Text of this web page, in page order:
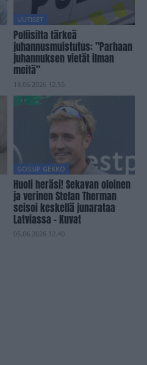
UUTISET
Poliisilta tärkeä
juhannusmuistutus: ”Parhaan
juhannuksen vietät ilman
meitä”
18.06.2026 12.55
GOSSIP GEKKO
Huoli heräsi! Sekavan oloinen
ja verinen Stefan Therman
seisoi keskellä junarataa
Latviassa – Kuvat
05.06.2026 12.40